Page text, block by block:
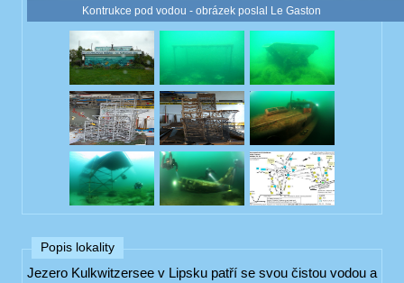
Kontrukce pod vodou - obrázek poslal Le Gaston
Popis lokality
Jezero Kulkwitzersee v Lipsku patří se svou čistou vodou a